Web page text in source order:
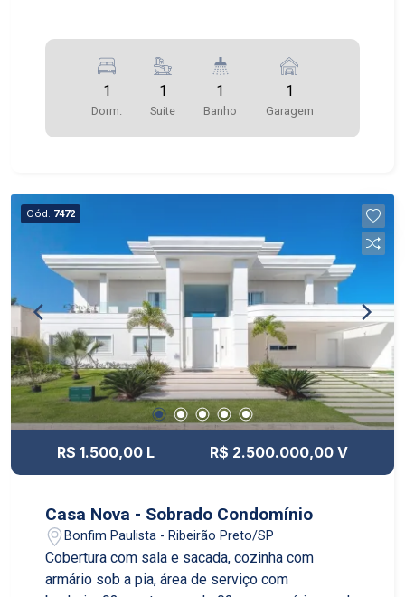
1
Dorm.
1
Suite
1
Banho
1
Garagem
Cód. 7472
R$ 1.500,00 L R$ 2.500.000,00 V
Casa Nova - Sobrado Condomínio
Bonfim Paulista - Ribeirão Preto/SP
Cobertura com sala e sacada, cozinha com
armário sob a pia, área de serviço com